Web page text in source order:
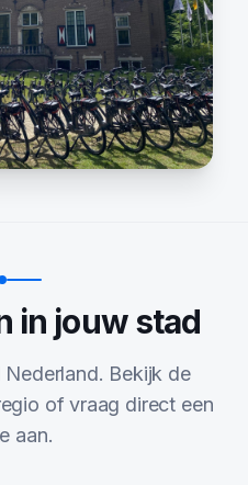
in jouw stad
Bekijk de
of vraag direct een
aan.